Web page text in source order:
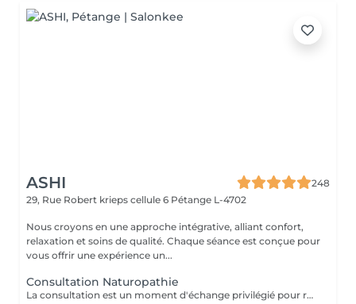
ASHI
248
29, Rue Robert krieps cellule 6 Pétange L-4702
Nous croyons en une approche intégrative, alliant confort,
relaxation et soins de qualité. Chaque séance est conçue pour
vous offrir une expérience un...
Consultation Naturopathie
La consultation est un moment d'échange privilégié pour réaliser ensemble un bilan complet et définir un protocole personnalisé. Notre temps est précieux, le vôtre aussi : nous vous remercions d'honorer ce rendez-vous.